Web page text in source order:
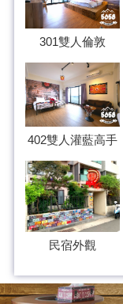
301雙人倫敦
402雙人灌藍高手
民宿外觀